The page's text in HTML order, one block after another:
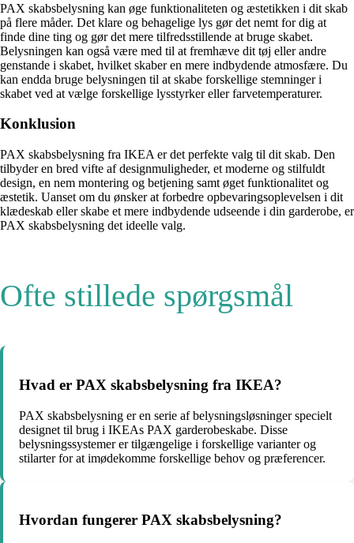
PAX skabsbelysning kan øge funktionaliteten og æstetikken i dit skab
på flere måder. Det klare og behagelige lys gør det nemt for dig at
finde dine ting og gør det mere tilfredsstillende at bruge skabet.
Belysningen kan også være med til at fremhæve dit tøj eller andre
genstande i skabet, hvilket skaber en mere indbydende atmosfære. Du
kan endda bruge belysningen til at skabe forskellige stemninger i
skabet ved at vælge forskellige lysstyrker eller farvetemperaturer.
Konklusion
PAX skabsbelysning fra IKEA er det perfekte valg til dit skab. Den
tilbyder en bred vifte af designmuligheder, et moderne og stilfuldt
design, en nem montering og betjening samt øget funktionalitet og
æstetik. Uanset om du ønsker at forbedre opbevaringsoplevelsen i dit
klædeskab eller skabe et mere indbydende udseende i din garderobe, er
PAX skabsbelysning det ideelle valg.
Ofte stillede spørgsmål
Hvad er PAX skabsbelysning fra IKEA?
PAX skabsbelysning er en serie af belysningsløsninger specielt
designet til brug i IKEAs PAX garderobeskabe. Disse
belysningssystemer er tilgængelige i forskellige varianter og
stilarter for at imødekomme forskellige behov og præferencer.
Hvordan fungerer PAX skabsbelysning?